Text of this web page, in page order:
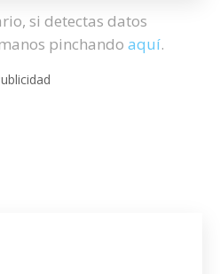
si detectas datos
pinchando aquí.